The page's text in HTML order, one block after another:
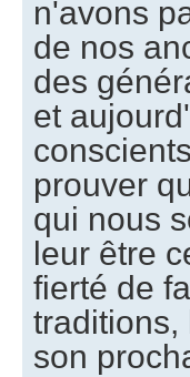
n'avons
de nos
des
et
prouver
qui nous
leur être
fierté de
traditions,
son